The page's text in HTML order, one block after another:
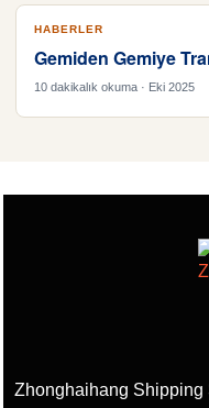
HABERLER
Gemiden Gemiye
10 dakikalık okuma · Eki 2025
Zhonghaihang Shipping